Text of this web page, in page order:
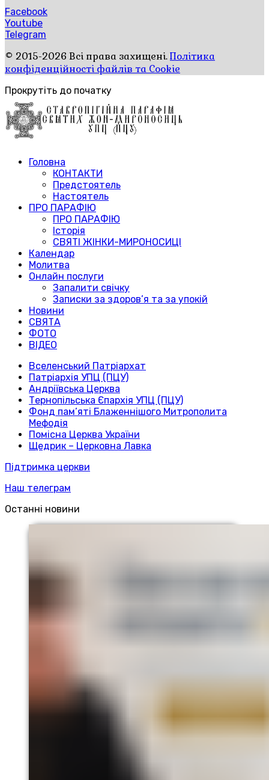
Facebook
Youtube
Telegram
© 2015-2026 Всі права захищені.Політика
конфіденційності файлів та Cookie
Прокрутіть до початку
Головна
КОНТАКТИ
Предстоятель
Настоятель
ПРО ПАРАФІЮ
ПРО ПАРАФІЮ
Історія
СВЯТІ ЖІНКИ-МИРОНОСИЦІ
Календар
Молитва
Онлайн послуги
Запалити свічку
Записки за здоров’я та за упокій
Новини
СВЯТА
ФОТО
ВІДЕО
Вселенський Патріархат
Патріархія УПЦ (ПЦУ)
Андріївська Церква
Тернопільська Єпархія УПЦ (ПЦУ)
Фонд пам’яті Блаженнішого Митрополита
Мефодія
Помісна Церква України
Щедрик – Церковна Лавка
Підтримка церкви
Наш телеграм
Останні новини